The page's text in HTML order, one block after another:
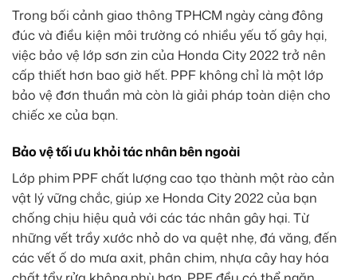
Trong bối cảnh giao thông TPHCM ngày càng đông
đúc và điều kiện môi trường có nhiều yếu tố gây hại,
việc bảo vệ lớp sơn zin của Honda City 2022 trở nên
cấp thiết hơn bao giờ hết. PPF không chỉ là một lớp
bảo vệ đơn thuần mà còn là giải pháp toàn diện cho
chiếc xe của bạn.
Bảo vệ tối ưu khỏi tác nhân bên ngoài
Lớp phim PPF chất lượng cao tạo thành một rào cản
vật lý vững chắc, giúp xe Honda City 2022 của bạn
chống chịu hiệu quả với các tác nhân gây hại. Từ
những vết trầy xước nhỏ do va quệt nhẹ, đá văng, đến
các vết ố do mưa axit, phân chim, nhựa cây hay hóa